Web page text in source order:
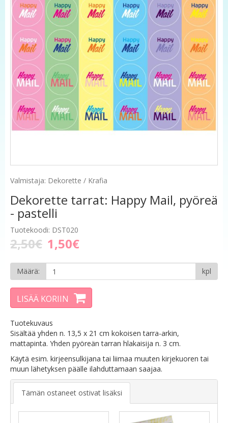
Valmistaja: Dekorette / Krafia
Dekorette tarrat: Happy Mail, pyöreä
- pastelli
Tuotekoodi: DST020
2,50€ 1,50€
Määrä: kpl
LISÄÄ KORIIN
Tuotekuvaus
Sisältää yhden n. 13,5 x 21 cm kokoisen tarra-arkin,
mattapinta. Yhden pyöreän tarran hlakaisija n. 3 cm.
Käytä esim. kirjeensulkijana tai liimaa muuten kirjekuoren tai
muun lähetyksen päälle ilahduttamaan saajaa.
Tämän ostaneet ostivat lisäksi